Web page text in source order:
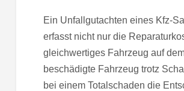
Ein Unfallgutachten eines Kfz-
erfasst nicht nur die
gleichwertiges Fahrzeug auf
beschädigte Fahrzeug trotz
bei einem Totalschaden die